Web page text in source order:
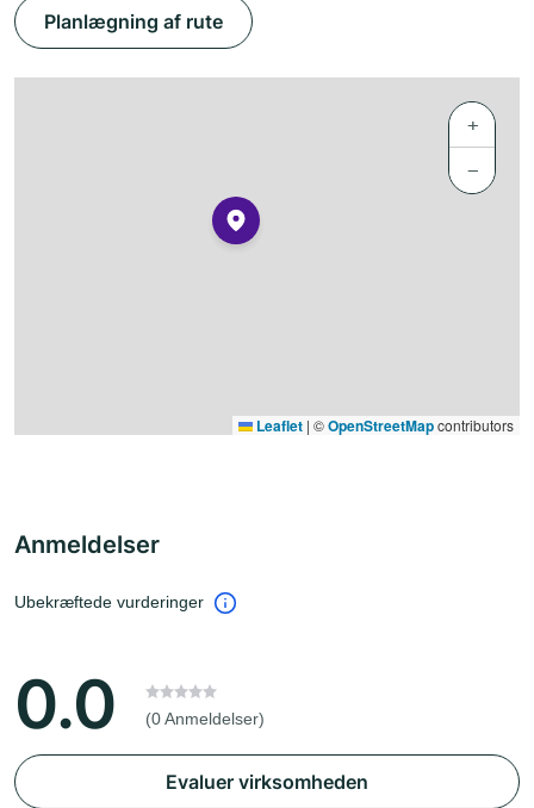
Planlægning af rute
+
−
Leaflet | ©OpenStreetMapcontributors
Anmeldelser
Ubekræftede vurderinger
0.0 (0 Anmeldelser)
Evaluer virksomheden